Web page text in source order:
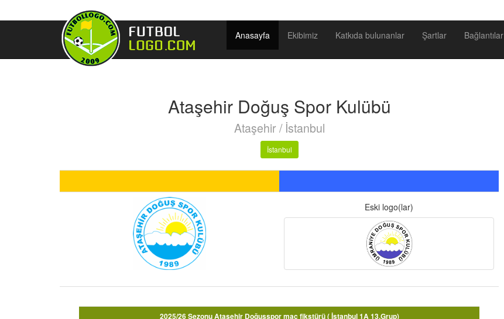
Anasayfa Ekibimiz Katkıda bulunanlar Şartlar Bağlantılar
Ataşehir Doğuş Spor Kulübü
Ataşehir / İstanbul
İstanbul
Eski logo(lar)
2025/26 Sezonu Ataşehir Doğuşspor maç fikstürü ( İstanbul 1A 13.Grup)